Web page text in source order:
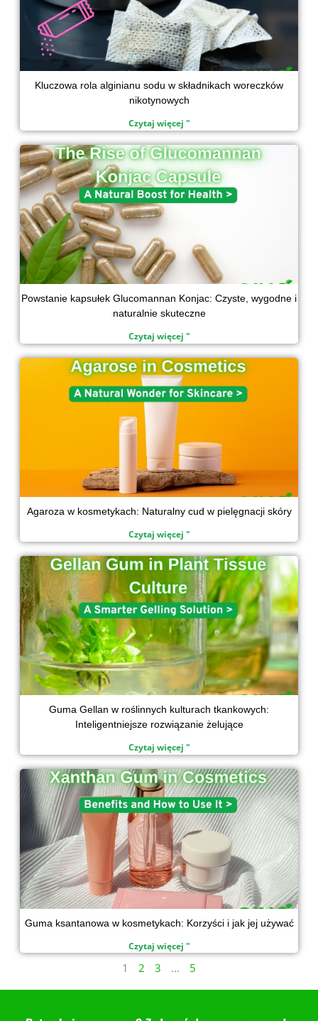
Kluczowa rola alginianu sodu w składnikach woreczków
nikotynowych
Czytaj więcej "
Powstanie kapsułek Glucomannan Konjac: Czyste, wygodne i
naturalnie skuteczne
Czytaj więcej "
Agaroza w kosmetykach: Naturalny cud w pielęgnacji skóry
Czytaj więcej "
Guma Gellan w roślinnych kulturach tkankowych:
Inteligentniejsze rozwiązanie żelujące
Czytaj więcej "
Guma ksantanowa w kosmetykach: Korzyści i jak jej używać
Czytaj więcej "
1 2 3 ... 5